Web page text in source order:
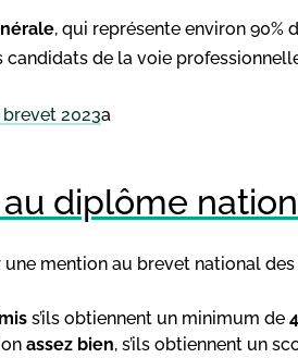
, qui représente environ 90%
candidats de la voie
2023a
diplôme
mention au brevet national
s’ils obtiennent un minimum de
assez bien, s’ils obtiennent un